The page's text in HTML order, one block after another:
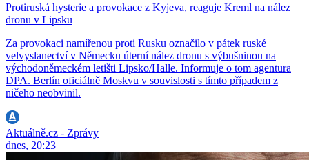
Protiruská hysterie a provokace z Kyjeva, reaguje Kreml na nález
dronu v Lipsku
Za provokaci namířenou proti Rusku označilo v pátek ruské
velvyslanectví v Německu úterní nález dronu s výbušninou na
východoněmeckém letišti Lipsko/Halle. Informuje o tom agentura
DPA. Berlín oficiálně Moskvu v souvislosti s tímto případem z
ničeho neobvinil.
Aktuálně.cz - Zprávy
dnes, 20:23